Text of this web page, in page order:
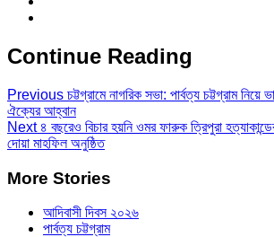
Continue Reading
Previous চট্টগ্রামে নাগরিক সভা: পার্বত্য চট্টগ্রাম নিয়ে
ঐক্যের আহ্বান
Next৪ বছরেও বিচার হয়নি ওমর ফারুক ত্রিপুরা
দোয়া মাহফিল অনুষ্ঠিত
More Stories
আদিবাসী দিবস ২০২৬
পার্বত্য চট্টগ্রাম